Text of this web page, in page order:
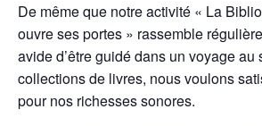
De même que notre activité « La
ouvre ses portes » rassemble
avide d’être guidé dans un voyage
collections de livres, nous voulons
pour nos richesses sonores.